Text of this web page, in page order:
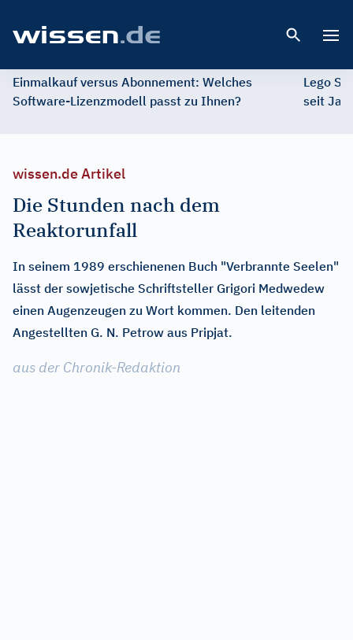
Einmalkauf versus Abonnement: Welches
Software-Lizenzmodell passt zu Ihnen?
Lego
seit
wissen.de Artikel
Die Stunden nach dem
Reaktorunfall
In seinem 1989 erschienenen Buch "Verbrannte Seelen"
lässt der sowjetische Schriftsteller Grigori Medwedew
einen Augenzeugen zu Wort kommen. Den leitenden
Angestellten G. N. Petrow aus Pripjat.
aus der Chronik-Redaktion